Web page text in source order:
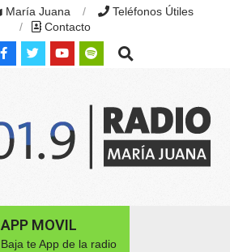
María Juana
Teléfonos Útiles
Contacto
Search
APP MOVIL
Baja te App de la radio